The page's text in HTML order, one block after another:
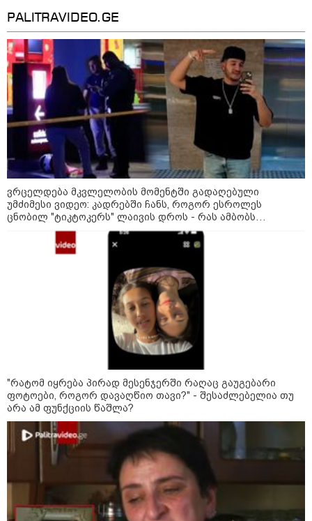
სასჯელი ელოდებათ სოფიკო
პეტრიაშვილსა და გივი
წულეისკირს
19:42 / 06-08-2026
"იმნაძემ მის მეგობრებს
ალექსანდრე გაბაშვილს და
გიორგი მალანიას უთხრა,
თითქოსდა მისი მასწავლებელი,
გიგა ავალიანი ზედმეტ
ყურადღებას იჩენდა მის
მიმართ, რითაც გაბაშვილი
წააქეზა" - პროკურატურა
რა სასჯელი ემუქრება ნია
იმნაძეს? - პროკურატურამ მას
ბრალდება წარუდგინა
19:30 / 06-08-2026
გიგა ავალიანის საქმეზე ნია
იმნაძეს და ანასტასია
ბერუაშვილს ბრალდება
წარუდგინეს
კატეგორიის ყველა სიახლე
„დიდი რაოდენობით ბაღები
ნადგურდება, მთავარი გამოწვევა
უეცარი ხმობაა - მოსავალი
PALITRAVIDEO.GE
ვრცელდება მკვლელობის მომენტში გადაღებული
უმძიმესი ვიდეო: კადრებში ჩანს, როგორ ესროლეს
ცნობილ "ტიკტოკერს" ლაივის დროს - რას ამბობს
მომხდარზე მექსიკის პოლიცია
"რატომ იყრება პირად მესენჯერში რაღაც გაუგებარი
ფოტოები, როგორ დავაღწიო თავი?" - შესაძლებელია თუ
არა ამ ფუნქციის წაშლა?